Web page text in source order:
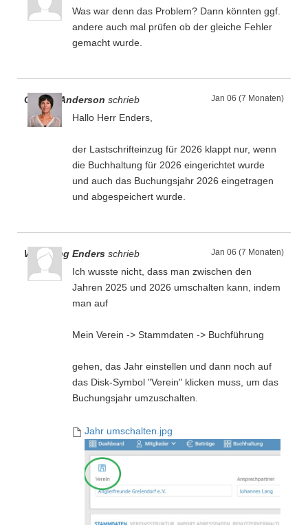
Was war denn das Problem? Dann könnten ggf.
andere auch mal prüfen ob der gleiche Fehler
gemacht wurde.
Jan 06 (7 Monaten)
Gesine Anderson schrieb
Hallo Herr Enders,
der Lastschrifteinzug für 2026 klappt nur, wenn
die Buchhaltung für 2026 eingerichtet wurde
und auch das Buchungsjahr 2026 eingetragen
und abgespeichert wurde.
Jan 06 (7 Monaten)
Wolfgang Enders schrieb
Ich wusste nicht, dass man zwischen den
Jahren 2025 und 2026 umschalten kann, indem
man auf
Mein Verein -> Stammdaten -> Buchführung
gehen, das Jahr einstellen und dann noch auf
das Disk-Symbol "Verein" klicken muss, um das
Buchungsjahr umzuschalten.
Jahr umschalten.jpg